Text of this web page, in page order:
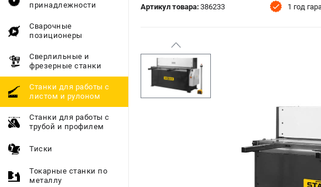
принадлежности
Сварочные
позиционеры
Сверлильные и
фрезерные станки
Станки для работы с
листом и рулоном
Станки для работы с
трубой и профилем
Тиски
Токарные станки по
металлу
Артикул товара: 386233 1 год